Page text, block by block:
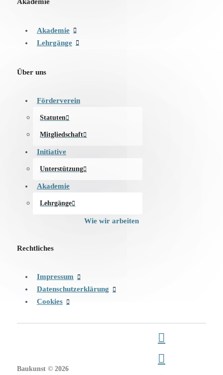
Akademie
Lehrgänge
Über uns
Förderverein
Statuten
Mitgliedschaft
Initiative
Unterstützung
Akademie
Lehrgänge
Wie wir arbeiten
Rechtliches
Impressum
Datenschutzerklärung
Cookies
Baukunst © 2026